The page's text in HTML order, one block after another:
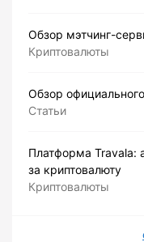
Обзор мэтчинг-
Криптовалюты
Обзор
Статьи
Платформа Travala:
за криптовалюту
Криптовалюты